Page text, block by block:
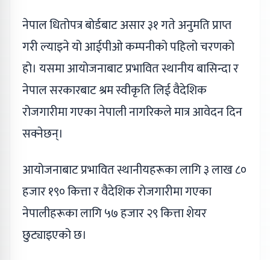
नेपाल धितोपत्र बोर्डबाट असार ३१ गते अनुमति प्राप्त
गरी ल्याइने यो आईपीओ कम्पनीको पहिलो चरणको
हो। यसमा आयोजनाबाट प्रभावित स्थानीय बासिन्दा र
नेपाल सरकारबाट श्रम स्वीकृति लिई वैदेशिक
रोजगारीमा गएका नेपाली नागरिकले मात्र आवेदन दिन
सक्नेछन्।
आयोजनाबाट प्रभावित स्थानीयहरूका लागि ३ लाख ८०
हजार १९० कित्ता र वैदेशिक रोजगारीमा गएका
नेपालीहरूका लागि ५७ हजार २९ कित्ता शेयर
छुट्याइएको छ।